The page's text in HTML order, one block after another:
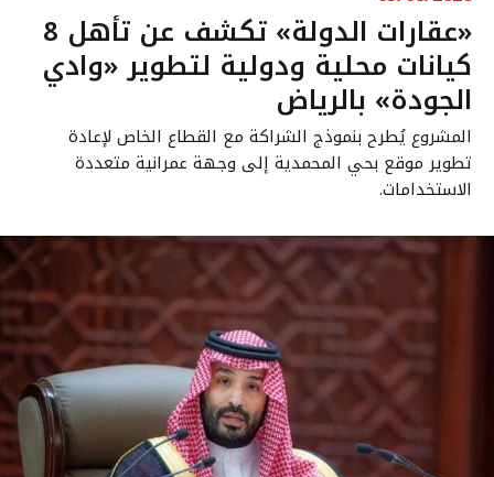
«عقارات الدولة» تكشف عن تأهل 8
كيانات محلية ودولية لتطوير «وادي
الجودة» بالرياض
المشروع يُطرح بنموذج الشراكة مع القطاع الخاص لإعادة
تطوير موقع بحي المحمدية إلى وجهة عمرانية متعددة
الاستخدامات.